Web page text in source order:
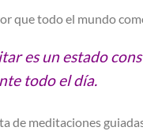
que todo el mundo
es un estado
todo el día.
de meditaciones